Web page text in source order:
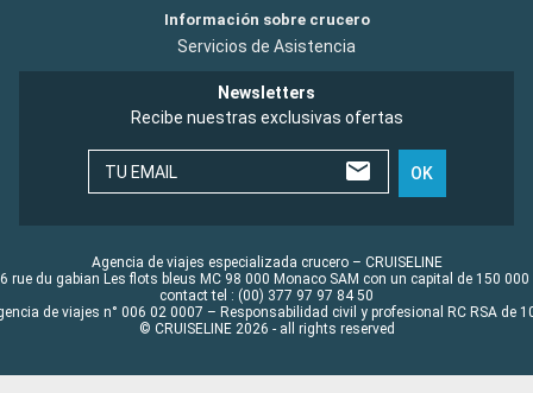
Información sobre crucero
Servicios de Asistencia
Newsletters
Recibe nuestras exclusivas ofertas
TU EMAIL OK
Agencia de viajes especializada crucero – CRUISELINE
rue du gabian Les flots bleus MC 98 000 Monaco SAM con un capital de 150 000
contact tel : (00) 377 97 97 84 50
de viajes n° 006 02 0007 – Responsabilidad civil y profesional RC RSA de
© CRUISELINE 2026 - all rights reserved